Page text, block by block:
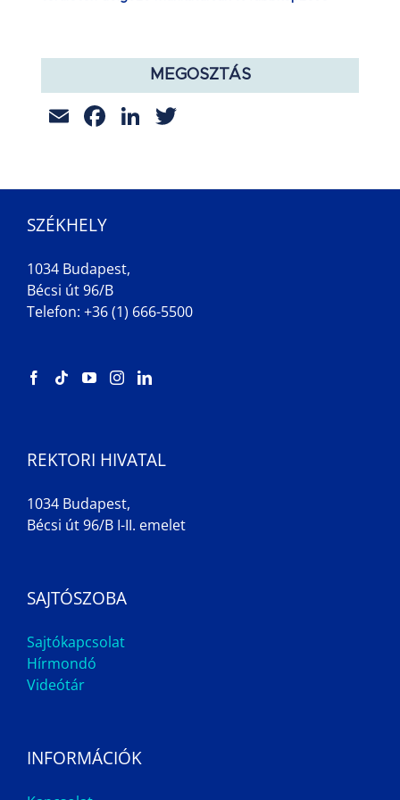
MEGOSZTÁS
EmailFacebook
LinkedIn
SZÉKHELY
1034 Budapest,
Bécsi út 96/B
Telefon: +36 (1) 666-5500
REKTORI HIVATAL
1034 Budapest,
Bécsi út 96/B I-II. emelet
SAJTÓSZOBA
Sajtókapcsolat
Hírmondó
Videótár
INFORMÁCIÓK